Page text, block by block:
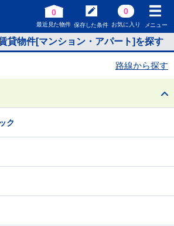
0
最近見た物件 保存した条件
0
お気に入り メニュー
貸物件[マンション・アパート]を探す
路線から探す
ク